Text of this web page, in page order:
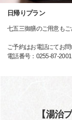
日帰りプラン
七五三御膳のご用意もご
ご予約はお電話にてお問
電話番号：0255-87-2001
【湯治